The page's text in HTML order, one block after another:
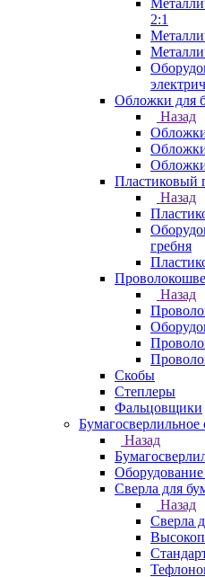
2:1
Обложки для
Назад
Пластиковый
Назад
гребня
Назад
Скобы
Степлеры
Фальцовщики
Бумагосверлильное
Назад
Оборудование
Сверла для
Назад
Сверла